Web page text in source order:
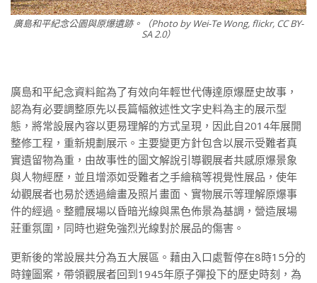
廣島和平紀念公園與原爆遺跡。（Photo by Wei-Te Wong, flickr, CC BY-
SA 2.0）
廣島和平紀念資料館為了有效向年輕世代傳達原爆歷史故事，
認為有必要調整原先以長篇幅敘述性文字史料為主的展示型
態，將常設展內容以更易理解的方式呈現，因此自2014年展開
整修工程，重新規劃展示。主要變更方針包含以展示受難者真
實遺留物為重，由故事性的圖文解說引導觀展者共感原爆景象
與人物經歷，並且增添如受難者之手繪稿等視覺性展品，使年
幼觀展者也易於透過繪畫及照片畫面、實物展示等理解原爆事
件的經過。整體展場以昏暗光線與黑色佈景為基調，營造展場
莊重氛圍，同時也避免強烈光線對於展品的傷害。
更新後的常設展共分為五大展區。藉由入口處暫停在8時15分的
時鐘圖案，帶領觀展者回到1945年原子彈投下的歷史時刻，為